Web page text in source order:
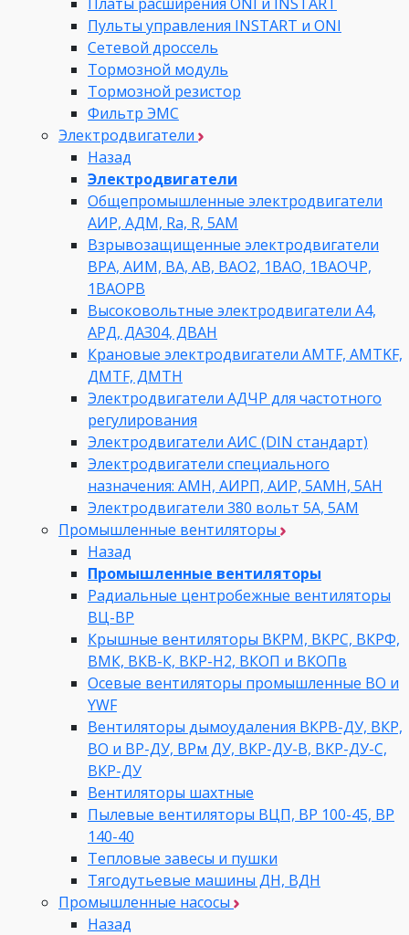
Пульты управления INSTART и ONI
Сетевой дроссель
Тормозной модуль
Тормозной резистор
Фильтр ЭМС
Электродвигатели
Назад
Электродвигатели
Общепромышленные электродвигатели
АИР, АДМ, Ra, R, 5AM
Взрывозащищенные электродвигатели
ВРА, АИМ, ВА, АВ, ВАO2, 1ВАО, 1ВАОЧР,
1ВАОРВ
Высоковольтные электродвигатели A4,
АРД, ДАЗ04, ДВАН
Крановые электродвигатели AMTF, AMTKF,
ДMTF, ДМТН
Электродвигатели АДЧР для частотного
регулирования
Электродвигатели АИС (DIN стандарт)
Электродвигатели специального
назначения: АМН, АИРП, АИР, 5АМН, 5АН
Электродвигатели 380 вольт 5А, 5АМ
Промышленные вентиляторы
Назад
Промышленные вентиляторы
Радиальные центробежные вентиляторы
ВЦ-ВР
Крышные вентиляторы ВКРМ, ВКРС, ВКРФ,
ВМК, ВКВ-К, ВКР-Н2, ВКОП и ВКОПв
Осевые вентиляторы промышленные ВО и
YWF
Вентиляторы дымоудаления ВКРВ-ДУ, ВКР,
ВО и ВР-ДУ, ВРм ДУ, ВКР-ДУ-В, ВКР-ДУ-С,
ВКР-ДУ
Вентиляторы шахтные
Пылевые вентиляторы ВЦП, ВР 100-45, ВР
140-40
Тепловые завесы и пушки
Тягодутьевые машины ДН, ВДН
Промышленные насосы
Назад